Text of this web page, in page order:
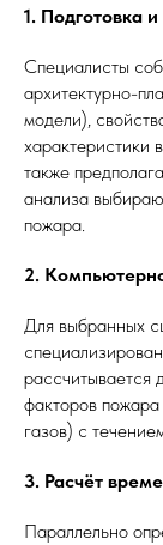
1. Подготовка
Специалисты
архитектурно-
модели),
характеристики
также
анализа
пожара.
2.
Для выбранных
рассчитывается
факторов
газов) с
3. Расчёт
Параллельно